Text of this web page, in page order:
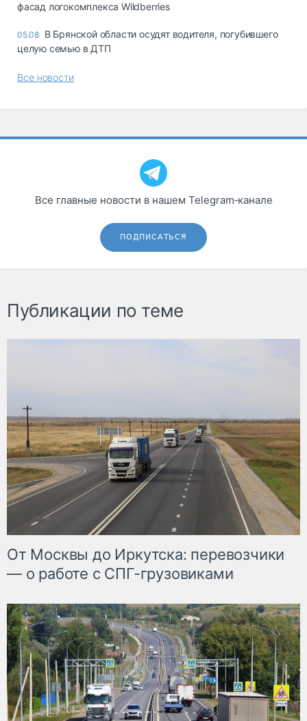
фасад логокомплекса Wildberries
05.08 В Брянской области осудят водителя, погубившего
целую семью в ДТП
Все новости
Все главные новости в нашем Telegram‑канале
ПОДПИСАТЬСЯ
Публикации по теме
От Москвы до Иркутска: перевозчики
— о работе с СПГ-грузовиками